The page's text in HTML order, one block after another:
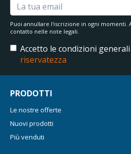
Puoi annullare l'iscrizione in ogni momenti.
contatto nelle note legali.
Accetto le condizioni generali
riservatezza
PRODOTTI
Le nostre offerte
Nuovi prodotti
Più venduti